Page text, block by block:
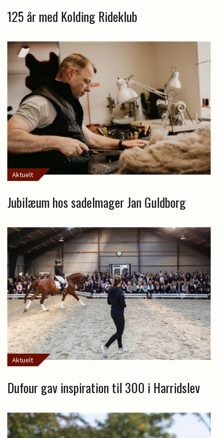
125 år med Kolding Rideklub
Aktuelt
Jubilæum hos sadelmager Jan Guldborg
Aktuelt
Dufour gav inspiration til 300 i Harridslev